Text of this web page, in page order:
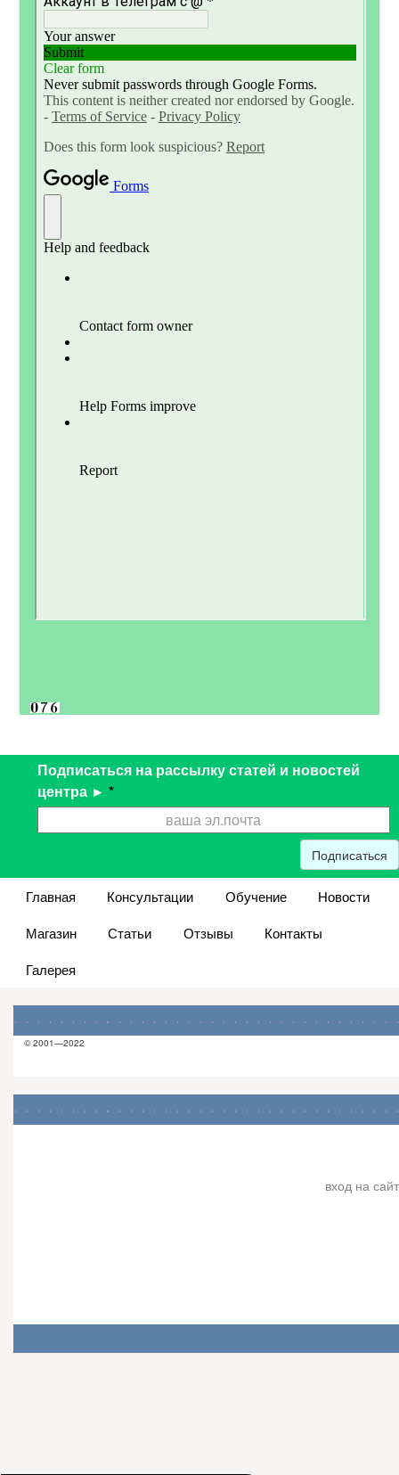
Подписаться на рассылку статей и новостей
центра ► *
Подписаться
Главная Консультации Обучение
Новости
Магазин
Статьи Отзывы
Контакты
Галерея
© 2001—2022
вход на сайт